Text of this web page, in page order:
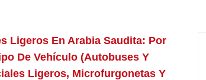
Ligeros En Arabia Saudita: Por
De Vehículo (autobuses Y
Ligeros, Microfurgonetas Y